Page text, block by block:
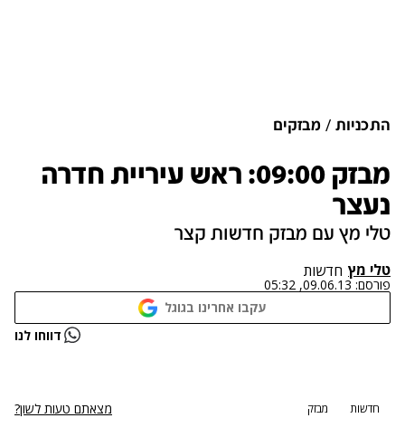
התכניות מבזקים
מבזק 09:00: ראש עיריית חדרה
נעצר
טלי מץ עם מבזק חדשות קצר
טלי מץ חדשות
פורסם:09.06.13, 05:32
עקבו אחרינו בגוגל
נתקלנו בבעיה דווחו לנו
חדשות מבזק מצאתם טעות לשון?